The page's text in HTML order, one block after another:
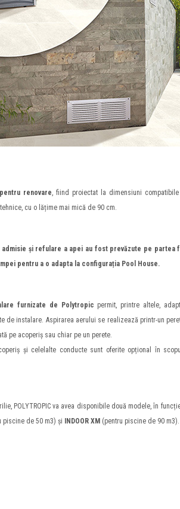
pentru renovare, fiind proiectat la dimensiuni
cu o lățime mai mică de 90 cm.
și refulare a apei au fost prevăzute pe partea
pentru a o adapta la configurația Pool House.
furnizate de Polytropic permit, printre altele,
de instalare. Aspirarea aerului se realizează printr-un
pe acoperiș sau chiar pe un perete.
și celelalte conducte sunt oferite opțional în
POLYTROPIC va avea disponibile două modele, în
piscine de 50 m3) și INDOOR XM (pentru piscine de 90 m3).